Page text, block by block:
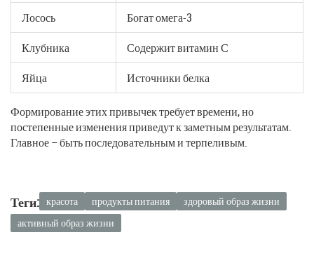
Лосось
Богат омега-3
Клубника
Содержит витамин С
Яйца
Источники белка
Формирование этих привычек требует времени, но
постепенные изменения приведут к заметным результатам.
Главное – быть последовательным и терпеливым.
Теги: красота продукты питания
здоровый образ жизни
активный образ жизни